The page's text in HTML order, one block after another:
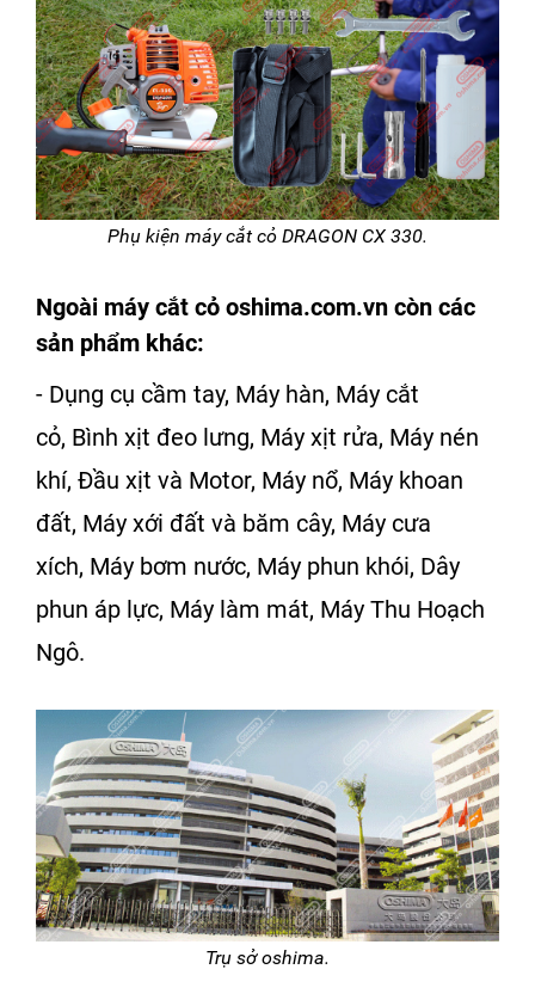
Phụ kiện máy cắt cỏ DRAGON CX 330.
Ngoài máy cắt cỏ oshima.com.vn còn các
sản phẩm khác:
- Dụng cụ cầm tay, Máy hàn, Máy cắt
cỏ, Bình xịt đeo lưng, Máy xịt rửa, Máy nén
khí, Đầu xịt và Motor, Máy nổ, Máy khoan
đất, Máy xới đất và băm cây, Máy cưa
xích, Máy bơm nước, Máy phun khói, Dây
phun áp lực, Máy làm mát, Máy Thu Hoạch
Ngô.
Trụ sở oshima.